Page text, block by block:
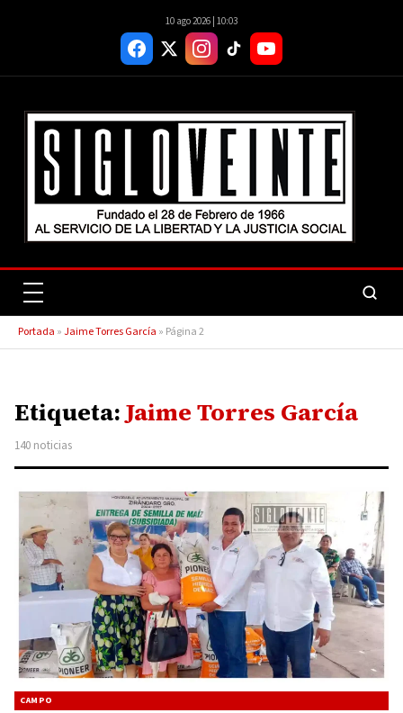
10 ago 2026 | 10:03
Portada »Jaime Torres García » Página 2
Etiqueta:Jaime Torres García
140 noticias
CAMPO